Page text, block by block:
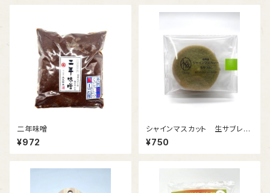
二年味噌
¥972
シャインマスカット 生サブレ
（４枚） ホワイトチョコレート入
り
¥750